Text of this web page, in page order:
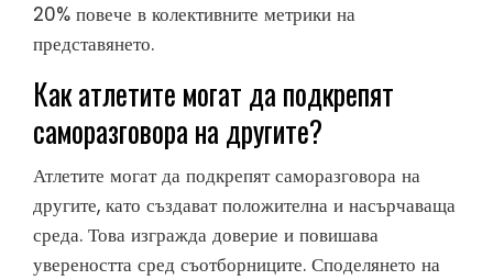
20% повече в колективните метрики на
представянето.
Как атлетите могат да подкрепят
саморазговора на другите?
Атлетите могат да подкрепят саморазговора на
другите, като създават положителна и насърчаваща
среда. Това изгражда доверие и повишава
увереността сред съотборниците. Споделянето на